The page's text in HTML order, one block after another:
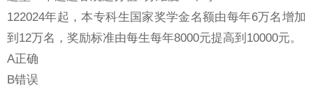
122024年起，本专科生国家奖学金名额由每年6万名增加
到12万名，奖励标准由每生每年8000元提高到10000元。
A正确
B错误